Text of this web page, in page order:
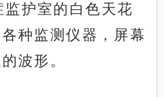
监护室的白色天花
种监测仪器，屏幕
波形。